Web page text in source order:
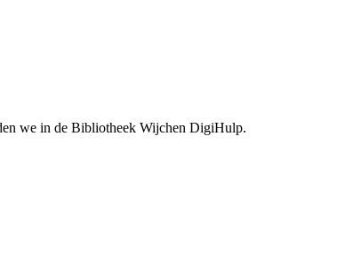
we in de Bibliotheek Wijchen DigiHulp.